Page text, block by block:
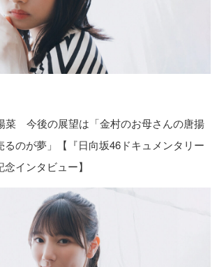
菜 今後の展望は「金村のお母さんの唐揚
るのが夢」【『日向坂46ドキュメンタリー
インタビュー】